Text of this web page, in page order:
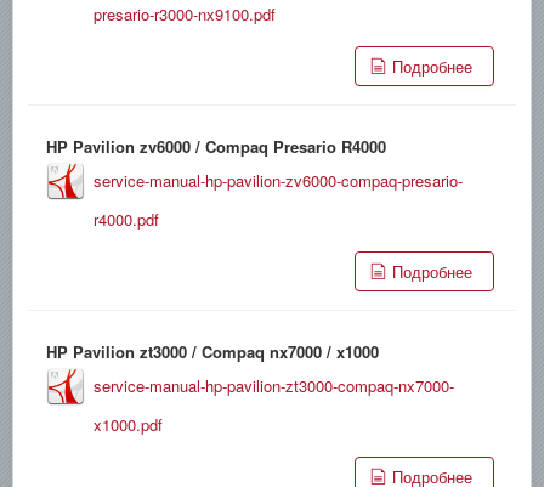
presario-r3000-nx9100.pdf
Подробнее
HP Pavilion zv6000 / Compaq Presario R4000
service-manual-hp-pavilion-zv6000-compaq-presario-
r4000.pdf
Подробнее
HP Pavilion zt3000 / Compaq nx7000 / x1000
service-manual-hp-pavilion-zt3000-compaq-nx7000-
x1000.pdf
Подробнее